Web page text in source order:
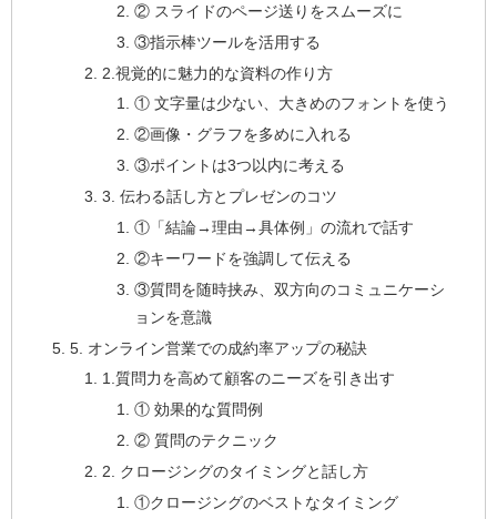
② スライドのページ送りをスムーズに
③指示棒ツールを活用する
2.視覚的に魅力的な資料の作り方
① 文字量は少ない、大きめのフォントを使う
②画像・グラフを多めに入れる
③ポイントは3つ以内に考える
3. 伝わる話し方とプレゼンのコツ
①「結論→理由→具体例」の流れで話す
②キーワードを強調して伝える
③質問を随時挟み、双方向のコミュニケーシ
ョンを意識
5. オンライン営業での成約率アップの秘訣
1.質問力を高めて顧客のニーズを引き出す
① 効果的な質問例
② 質問のテクニック
2. クロージングのタイミングと話し方
①クロージングのベストなタイミング